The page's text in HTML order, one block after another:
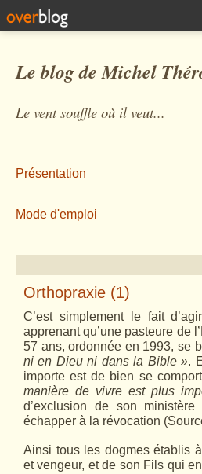
Le blog de Michel
Le vent souffle où il veut...
Présentation
Mode d'emploi
Orthopraxie (1)
C’est simplement le fait
apprenant qu’une pasteure de
57 ans, ordonnée en 1993, se
ni en Dieu ni dans la Bible ».
importe est de bien se
manière de vivre est plus
d’exclusion de son
échapper à la révocation
Ainsi tous les dogmes établis
et vengeur, et de son Fils qui